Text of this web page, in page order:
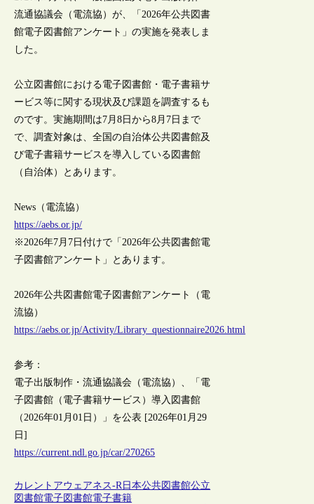
流通協議会（電流協）が、「2026年公共図書
館電子図書館アンケート」の実施を発表しま
した。
公立図書館における電子図書館・電子書籍サ
ービス等に関する現状及び課題を調査するも
のです。実施期間は7月8日から8月7日まで
で、調査対象は、全国の自治体公共図書館及
び電子書籍サービスを導入している図書館
（自治体）とあります。
News（電流協）
https://aebs.or.jp/
※2026年7月7日付けで「2026年公共図書館電
子図書館アンケート」とあります。
2026年公共図書館電子図書館アンケート（電
流協）
https://aebs.or.jp/Activity/Library_questionnaire2026.html
参考：
電子出版制作・流通協議会（電流協）、「電
子図書館（電子書籍サービス）導入図書館
（2026年01月01日）」を公表 [2026年01月29
日]
https://current.ndl.go.jp/car/270265
カレントアウェアネス-R 日本公共図書館公立
図書館電子図書館電子書籍